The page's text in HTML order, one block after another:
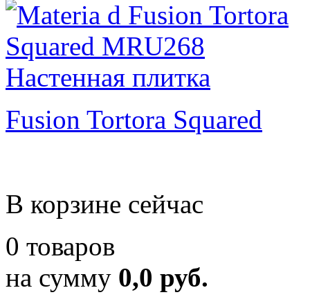
Fusion Tortora Squared
В корзине сейчас
0 товаров
на сумму 0,0 руб.